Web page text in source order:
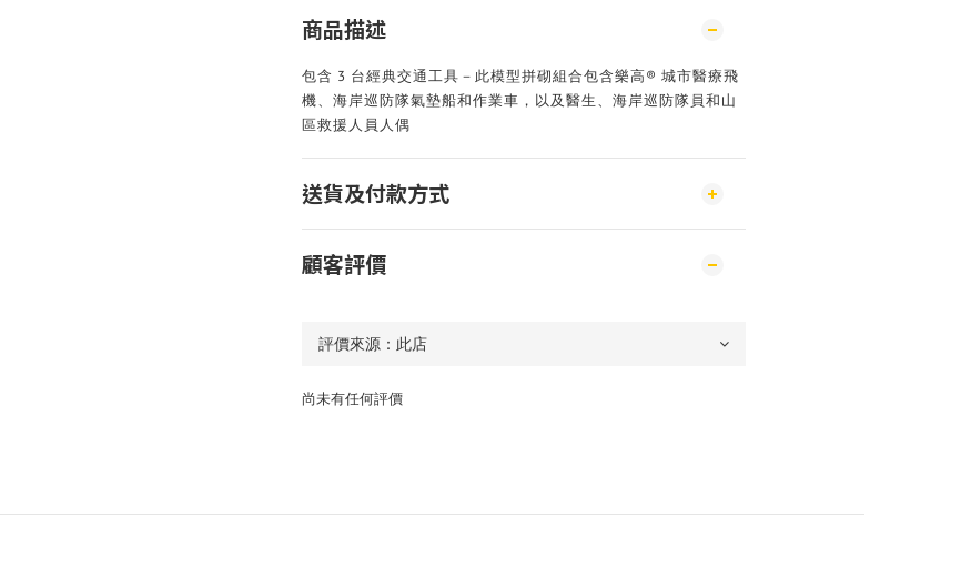
商品描述
包含 3 台經典交通工具－此模型拼砌組合包含樂高® 城市醫療飛
機、海岸巡防隊氣墊船和作業車，以及醫生、海岸巡防隊員和山
區救援人員人偶
送貨及付款方式
顧客評價
尚未有任何評價